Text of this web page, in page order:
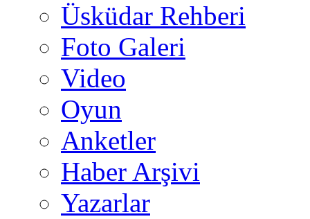
Üsküdar Rehberi
Foto Galeri
Video
Oyun
Anketler
Haber Arşivi
Yazarlar